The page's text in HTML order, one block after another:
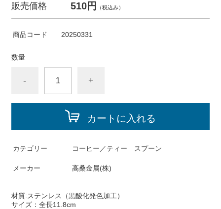
販売価格 510円 （税込み）
商品コード 20250331
数量
- +
カートに入れる
カテゴリー コーヒー／ティー スプーン
メーカー 高桑金属(株)
材質:ステンレス（黒酸化発色加工）
サイズ： 全長11.8cm